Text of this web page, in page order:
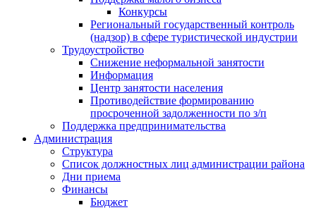
Конкурсы
Региональный государственный контроль
(надзор) в сфере туристической индустрии
Трудоустройство
Снижение неформальной занятости
Информация
Центр занятости населения
Противодействие формированию
просроченной задолженности по з/п
Поддержка предпринимательства
Администрация
Структура
Список должностных лиц администрации района
Дни приема
Финансы
Бюджет